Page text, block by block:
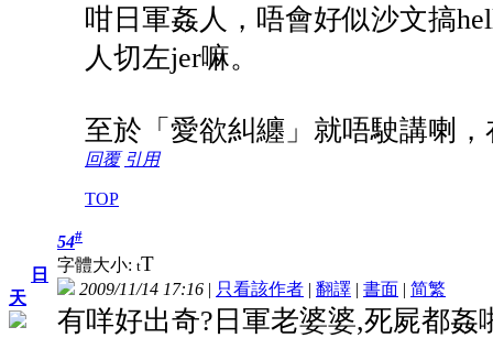
咁日軍姦人，唔會好似沙文搞
人切左jer嘛。
至於「愛欲糾纏」就唔駛講喇
回覆 引用
TOP
日
天
54#
字體大小: tT
2009/11/14 17:16 | 只看該作者 | 翻譯 | 書面 | 简繁
有咩好出奇?日軍老婆婆,死屍都姦